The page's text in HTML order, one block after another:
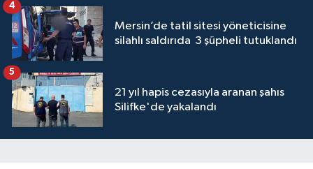
Mersin’de tatil sitesi yöneticisine
silahlı saldırıda 3 şüpheli tutuklandı
4
21 yıl hapis cezasıyla aranan şahıs
Silifke'de yakalandı
5